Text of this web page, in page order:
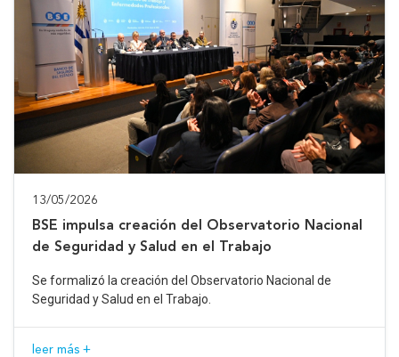
13/05/2026
BSE impulsa creación del Observatorio Nacional
de Seguridad y Salud en el Trabajo
Se formalizó la creación del Observatorio Nacional de
Seguridad y Salud en el Trabajo.
leer más +